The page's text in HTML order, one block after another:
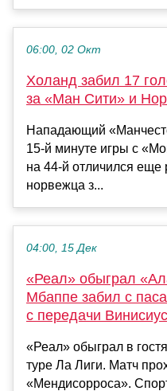
06:00, 02 Окт
Холанд забил 17
за «Ман Сити» и
Нападающий
15-й минуте игры с
на 44-й отличился еще
норвежца з...
04:00, 15 Дек
«Реал» обыграл
Мбаппе забил с
с передачи
«Реал» обыграл в
туре Ла Лиги. Матч
«Мендисорроса».